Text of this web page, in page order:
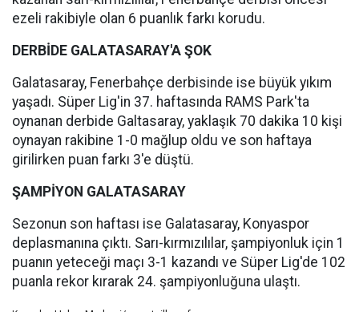
ezeli rakibiyle olan 6 puanlık farkı korudu.
DERBİDE GALATASARAY'A ŞOK
Galatasaray, Fenerbahçe derbisinde ise büyük yıkım
yaşadı. Süper Lig'in 37. haftasında RAMS Park'ta
oynanan derbide Galtasaray, yaklaşık 70 dakika 10 kişi
oynayan rakibine 1-0 mağlup oldu ve son haftaya
girilirken puan farkı 3'e düştü.
ŞAMPİYON GALATASARAY
Sezonun son haftası ise Galatasaray, Konyaspor
deplasmanına çıktı. Sarı-kırmızılılar, şampiyonluk için 1
puanın yeteceği maçı 3-1 kazandı ve Süper Lig'de 102
puanla rekor kırarak 24. şampiyonluğuna ulaştı.